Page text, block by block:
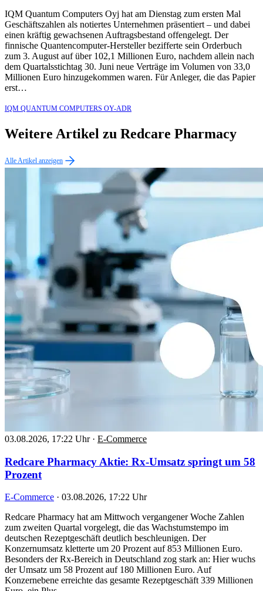
IQM Quantum Computers Oyj hat am Dienstag zum ersten Mal
Geschäftszahlen als notiertes Unternehmen präsentiert – und dabei
einen kräftig gewachsenen Auftragsbestand offengelegt. Der
finnische Quantencomputer-Hersteller bezifferte sein Orderbuch
zum 3. August auf über 102,1 Millionen Euro, nachdem allein nach
dem Quartalsstichtag 30. Juni neue Verträge im Volumen von 33,0
Millionen Euro hinzugekommen waren. Für Anleger, die das Papier
erst…
IQM QUANTUM COMPUTERS OY-ADR
Weitere Artikel zu Redcare Pharmacy
Alle Artikel anzeigen
03.08.2026, 17:22 Uhr · E-Commerce
Redcare Pharmacy Aktie: Rx-Umsatz springt um 58
Prozent
E-Commerce · 03.08.2026, 17:22 Uhr
Redcare Pharmacy hat am Mittwoch vergangener Woche Zahlen
zum zweiten Quartal vorgelegt, die das Wachstumstempo im
deutschen Rezeptgeschäft deutlich beschleunigen. Der
Konzernumsatz kletterte um 20 Prozent auf 853 Millionen Euro.
Besonders der Rx-Bereich in Deutschland zog stark an: Hier wuchs
der Umsatz um 58 Prozent auf 180 Millionen Euro. Auf
Konzernebene erreichte das gesamte Rezeptgeschäft 339 Millionen